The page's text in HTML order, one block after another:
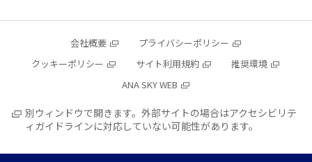
会社概要
プライバシーポリシー
クッキーポリシー
サイト利用規約
推奨環境
ANA SKY WEB
別ウィンドウで開きます。外部サイトの場合はアクセシビリテ
ィガイドラインに対応していない可能性があります。